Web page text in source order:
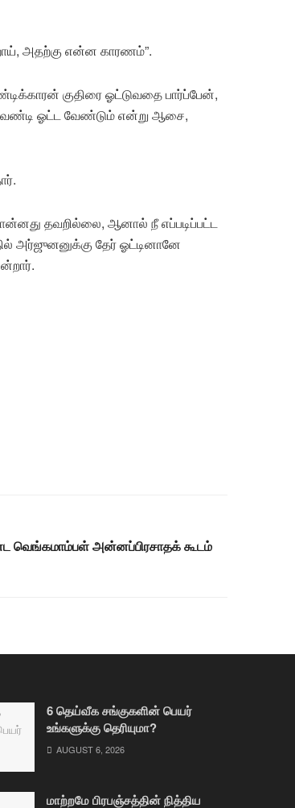
அதற்கு என்ன காரணம்”.
குதிரை ஓட்டுவதை பார்ப்பேன்,
வண்டி ஓட்ட வேண்டும் என்று ஆசை,
தவறில்லை, ஆனால் நீ எப்படிப்பட்ட
அர்ஜுனனுக்கு தேர் ஓட்டினானே
வெங்கமாம்பள் அன்னப்பிரசாதக் கூடம்
6 தெய்வீக சங்குகளின் பெயர்
உங்களுக்கு தெரியுமா?
AUGUST 6, 2026
மாற்றமே பிரபஞ்சத்தின் நித்திய